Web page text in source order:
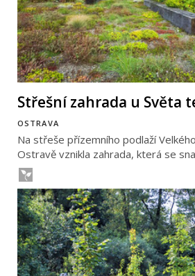
Střešní zahrada u Světa
OSTRAVA
Na střeše přízemního podlaží
Ostravě vznikla zahrada, která se